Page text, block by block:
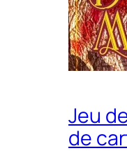
Jeu
de